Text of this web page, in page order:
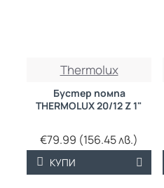
Thermolux
Бустер помпа
THERMOLUX 20/12 Z 1"
€79.99 (156.45 лв.)
КУПИ